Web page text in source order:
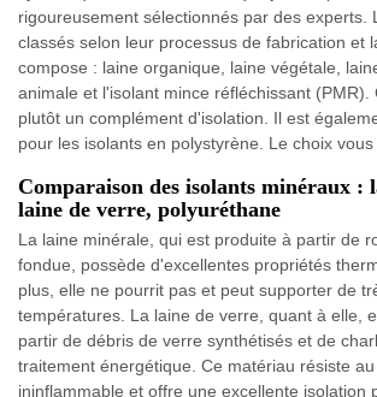
rigoureusement sélectionnés par des experts.
classés selon leur processus de fabrication et
compose : laine organique, laine végétale,
animale et l'isolant mince réfléchissant (PMR).
plutôt un complément d'isolation. Il est
pour les isolants en polystyrène. Le choix vous
Comparaison des isolants minéraux :
laine de verre, polyuréthane
La laine minérale, qui est produite à partir de
fondue, possède d'excellentes propriétés
plus, elle ne pourrit pas et peut supporter de
températures. La laine de verre, quant à elle,
partir de débris de verre synthétisés et de
traitement énergétique. Ce matériau résiste
ininflammable et offre une excellente isolation